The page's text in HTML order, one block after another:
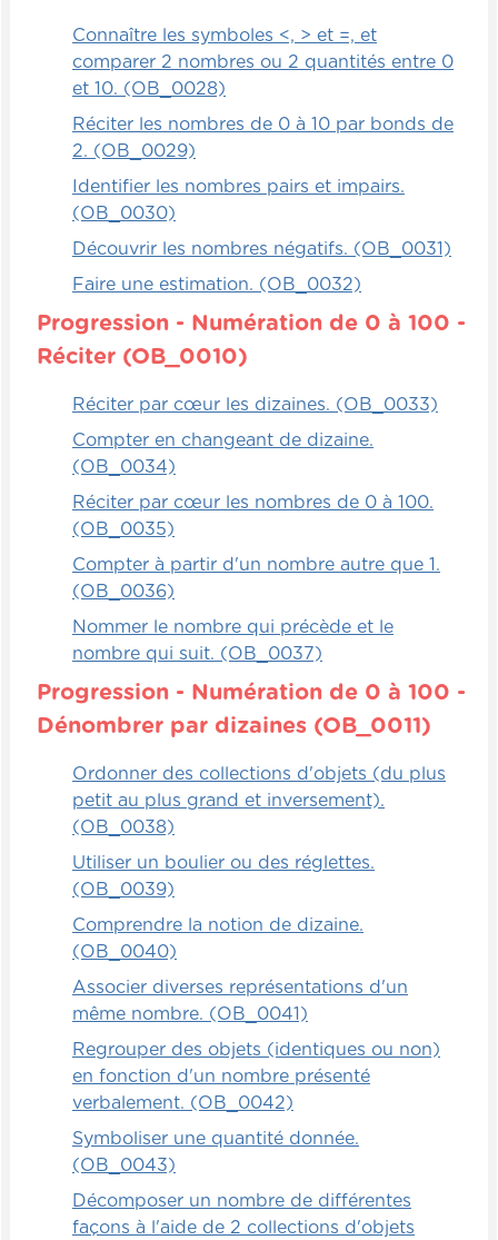
Connaître les symboles <, > et =, et
comparer 2 nombres ou 2 quantités entre 0
et 10. (OB_0028)
Réciter les nombres de 0 à 10 par bonds de
2. (OB_0029)
Identifier les nombres pairs et impairs.
(OB_0030)
Découvrir les nombres négatifs. (OB_0031)
Faire une estimation. (OB_0032)
Progression - Numération de 0 à 100 -
Réciter (OB_0010)
Réciter par cœur les dizaines. (OB_0033)
Compter en changeant de dizaine.
(OB_0034)
Réciter par cœur les nombres de 0 à 100.
(OB_0035)
Compter à partir d'un nombre autre que 1.
(OB_0036)
Nommer le nombre qui précède et le
nombre qui suit. (OB_0037)
Progression - Numération de 0 à 100 -
Dénombrer par dizaines (OB_0011)
Ordonner des collections d'objets (du plus
petit au plus grand et inversement).
(OB_0038)
Utiliser un boulier ou des réglettes.
(OB_0039)
Comprendre la notion de dizaine.
(OB_0040)
Associer diverses représentations d'un
même nombre. (OB_0041)
Regrouper des objets (identiques ou non)
en fonction d'un nombre présenté
verbalement. (OB_0042)
Symboliser une quantité donnée.
(OB_0043)
Décomposer un nombre de différentes
façons à l'aide de 2 collections d'objets